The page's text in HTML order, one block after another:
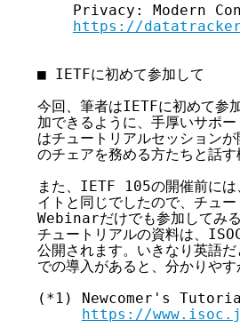
Privacy: Modern
https://
■ IETFに初めて参加して
今回、筆者はIETFに初めて参
加できるように、手厚いサポ
はチュートリアルセッション
のチェアを務める方たちと話す
また、IETF 105の開催前に
イトと同じでしたので、チュ
Webinarだけでも参加してみ
チュートリアルの資料は、
公開されます。いきなり英語
での導入があると、分かりやす
(*1) Newcomer's Tutorial
https://www.isoc.jp/